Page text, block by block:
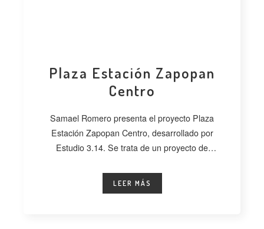
Plaza Estación Zapopan
Centro
Samael Romero presenta el proyecto Plaza
Estación Zapopan Centro, desarrollado por
Estudio 3.14. Se trata de un proyecto de
LEER MÁS